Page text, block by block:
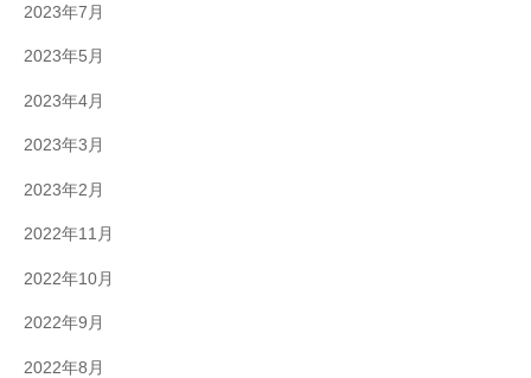
2023年7月
2023年5月
2023年4月
2023年3月
2023年2月
2022年11月
2022年10月
2022年9月
2022年8月